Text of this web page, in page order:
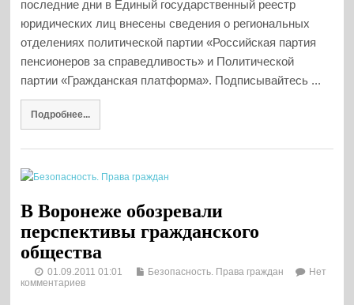
последние дни в Единый государственный реестр
юридических лиц внесены сведения о региональных
отделениях политической партии «Российская партия
пенсионеров за справедливость» и Политической
партии «Гражданская платформа». Подписывайтесь ...
Подробнее...
В Воронеже обозревали
перспективы гражданского
общества
01.09.2011 01:01 Безопасность. Права граждан
Нет
комментариев